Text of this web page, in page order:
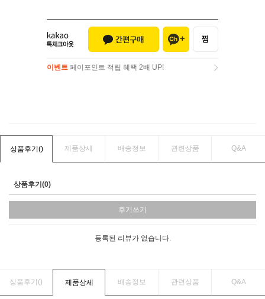
이벤트 페이포인트 적립 혜택 2배 UP!
상품후기() 제품상세 배송정보 관련상품 Q&A
상품후기(0)
후기쓰기
등록된 리뷰가 없습니다.
상품후기() 제품상세 배송정보 관련상품 Q&A